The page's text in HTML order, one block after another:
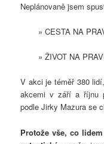
Neplánovaně jsem
» CESTA NA
» ŽIVOT NA
V akci je téměř 380
akcemi v září a říjnu
podle Jirky Mazura se
Protože vše, co